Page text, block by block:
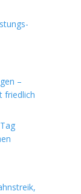
–
friedlich